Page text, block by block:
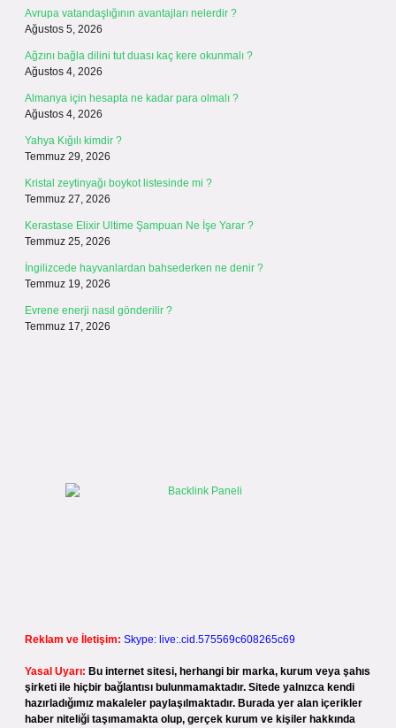
Avrupa vatandaşlığının avantajları nelerdir ?
Ağustos 5, 2026
Ağzını bağla dilini tut duası kaç kere okunmalı ?
Ağustos 4, 2026
Almanya için hesapta ne kadar para olmalı ?
Ağustos 4, 2026
Yahya Kığılı kimdir ?
Temmuz 29, 2026
Kristal zeytinyağı boykot listesinde mi ?
Temmuz 27, 2026
Kerastase Elixir Ultime Şampuan Ne İşe Yarar ?
Temmuz 25, 2026
İngilizcede hayvanlardan bahsederken ne denir ?
Temmuz 19, 2026
Evrene enerji nasıl gönderilir ?
Temmuz 17, 2026
Reklam ve İletişim: Skype: live:.cid.575569c608265c69
Yasal Uyarı: Bu internet sitesi, herhangi bir marka, kurum veya şahıs
şirketi ile hiçbir bağlantısı bulunmamaktadır. Sitede yalnızca kendi
hazırladığımız makaleler paylaşılmaktadır. Burada yer alan içerikler
haber niteliği taşımamakta olup, gerçek kurum ve kişiler hakkında